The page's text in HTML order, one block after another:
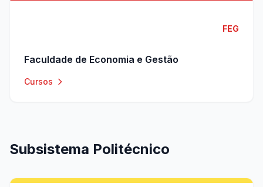
FEG
Faculdade de Economia e Gestão
Cursos
Subsistema Politécnico